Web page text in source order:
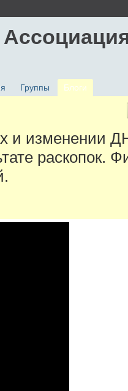
Группы Блоги
и изменении
раскопок.